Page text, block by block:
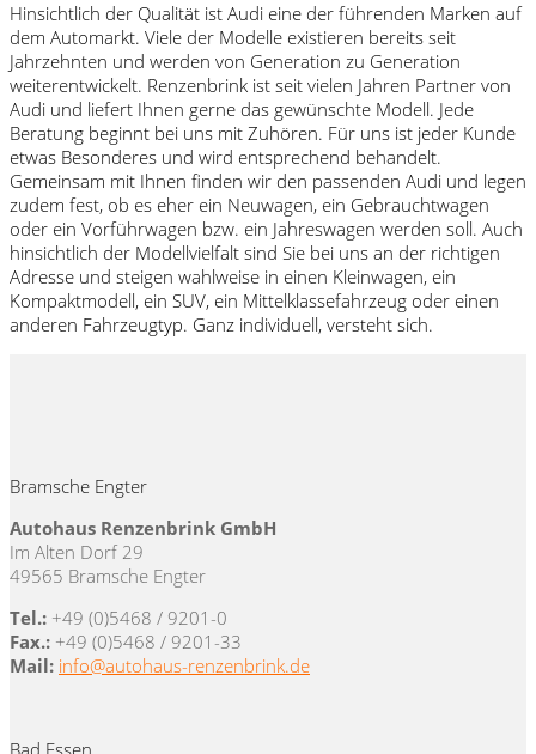
Hinsichtlich der Qualität ist Audi eine der führenden Marken auf
dem Automarkt. Viele der Modelle existieren bereits seit
Jahrzehnten und werden von Generation zu Generation
weiterentwickelt. Renzenbrink ist seit vielen Jahren Partner von
Audi und liefert Ihnen gerne das gewünschte Modell. Jede
Beratung beginnt bei uns mit Zuhören. Für uns ist jeder Kunde
etwas Besonderes und wird entsprechend behandelt.
Gemeinsam mit Ihnen finden wir den passenden Audi und legen
zudem fest, ob es eher ein Neuwagen, ein Gebrauchtwagen
oder ein Vorführwagen bzw. ein Jahreswagen werden soll. Auch
hinsichtlich der Modellvielfalt sind Sie bei uns an der richtigen
Adresse und steigen wahlweise in einen Kleinwagen, ein
Kompaktmodell, ein SUV, ein Mittelklassefahrzeug oder einen
anderen Fahrzeugtyp. Ganz individuell, versteht sich.
Bramsche Engter
Autohaus Renzenbrink GmbH
Im Alten Dorf 29
49565 Bramsche Engter
Tel.: +49 (0)5468 / 9201-0
Fax.: +49 (0)5468 / 9201-33
Mail: info@autohaus-renzenbrink.de